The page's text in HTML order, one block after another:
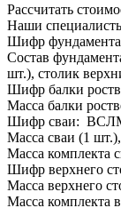
Рассчитать
Наши
Шифр
Состав
шт.), столик
Шифр балки
Масса балки
Шифр сваи:
Масса сваи (1
Масса комплекта
Шифр верхнего
Масса верхнего
Масса комплекта